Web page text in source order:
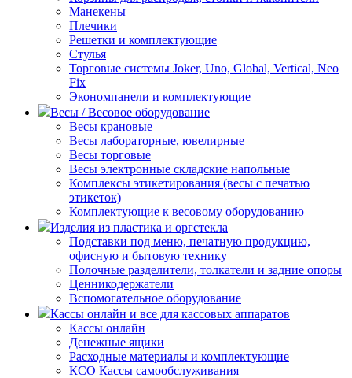
Манекены
Плечики
Решетки и комплектующие
Стулья
Торговые системы Joker, Uno, Global, Vertical, Neo
Fix
Экономпанели и комплектующие
Весы / Весовое оборудование
Весы крановые
Весы лабораторные, ювелирные
Весы торговые
Весы электронные складские напольные
Комплексы этикетирования (весы с печатью
этикеток)
Комплектующие к весовому оборудованию
Изделия из пластика и оргстекла
Подставки под меню, печатную продукцию,
офисную и бытовую технику
Полочные разделители, толкатели и задние опоры
Ценникодержатели
Вспомогательное оборудование
Кассы онлайн и все для кассовых аппаратов
Кассы онлайн
Денежные ящики
Расходные материалы и комплектующие
КСО Кассы самообслуживания